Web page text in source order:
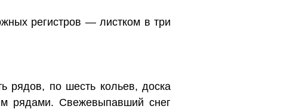
регистров — листком в три
рядов, по шесть кольев, доска
рядами. Свежевыпавший снег